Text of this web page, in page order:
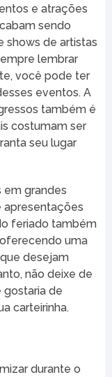
e atrações
sendo
shows de artistas
lembrar
você pode ter
eventos. A
também é
costumam ser
seu lugar
em grandes
apresentações
feriado também
uma
desejam
não deixe de
de
carteirinha.
durante o